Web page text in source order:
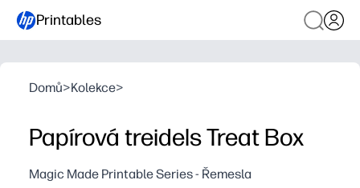
Printables
Domů>Kolekce>
Papírová treidels Treat Box
Magic Made Printable Series - Řemesla